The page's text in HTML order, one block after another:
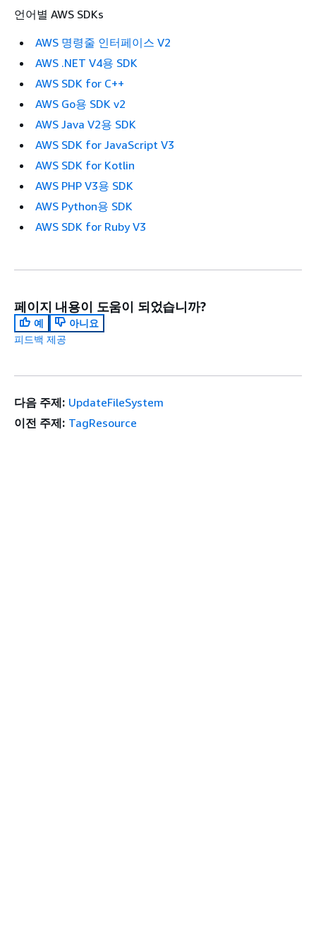
언어별 AWS SDKs
AWS 명령줄 인터페이스 V2
AWS .NET V4용 SDK
AWS SDK for C++
AWS Go용 SDK v2
AWS Java V2용 SDK
AWS SDK for JavaScript V3
AWS SDK for Kotlin
AWS PHP V3용 SDK
AWS Python용 SDK
AWS SDK for Ruby V3
페이지 내용이 도움이 되었습니까?
예
아니요
피드백 제공
다음 주제: UpdateFileSystem
이전 주제: TagResource